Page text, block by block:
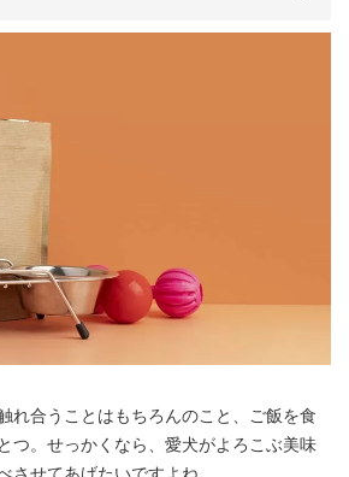
れ合うことはもちろんのこと、ご飯を食
つ。せっかくなら、愛犬がよろこぶ美味
させてあげたいですよね。